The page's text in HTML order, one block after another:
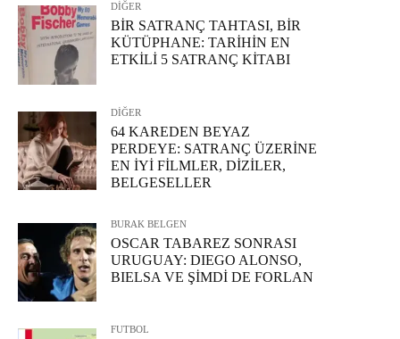
DİĞER
BİR SATRANÇ TAHTASI, BİR
KÜTÜPHANE: TARİHİN EN
ETKİLİ 5 SATRANÇ KİTABI
DİĞER
64 KAREDEN BEYAZ
PERDEYE: SATRANÇ ÜZERİNE
EN İYİ FİLMLER, DİZİLER,
BELGESELLER
BURAK BELGEN
OSCAR TABAREZ SONRASI
URUGUAY: DIEGO ALONSO,
BIELSA VE ŞİMDİ DE FORLAN
FUTBOL